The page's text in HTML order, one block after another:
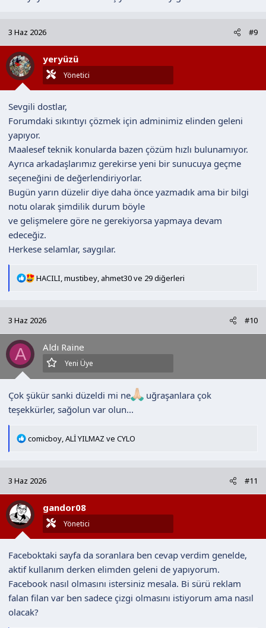
3 Haz 2026 #9
yeryüzü
Yönetici
Sevgili dostlar,
Forumdaki sıkıntıyı çözmek için adminimiz elinden geleni
yapıyor.
Maalesef teknik konularda bazen çözüm hızlı bulunamıyor.
Ayrıca arkadaşlarımız gerekirse yeni bir sunucuya geçme
seçeneğini de değerlendiriyorlar.
Bugün yarın düzelir diye daha önce yazmadık ama bir bilgi
notu olarak şimdilik durum böyle
ve gelişmelere göre ne gerekiyorsa yapmaya devam
edeceğiz.
Herkese selamlar, saygılar.
T
i
l
HACILI,mustibey, ahmet30ve 29 diğerleri
3 Haz 2026 #10
A Aldı Raine
Yeni Üye
Çok şükür sanki düzeldi mi ne
uğraşanlara çok
teşekkürler, sağolun var olun...
T
l
e
r
comicboy ALİ YILMAZ ve CYLO
3 Haz 2026 #11
gandor08
Yönetici
Faceboktaki sayfa da soranlara ben cevap verdim genelde,
aktif kullanım derken elimden geleni de yapıyorum.
Facebook nasıl olmasını istersiniz mesala. Bi sürü reklam
falan filan var ben sadece çizgi olmasını istiyorum ama nasıl
olacak?